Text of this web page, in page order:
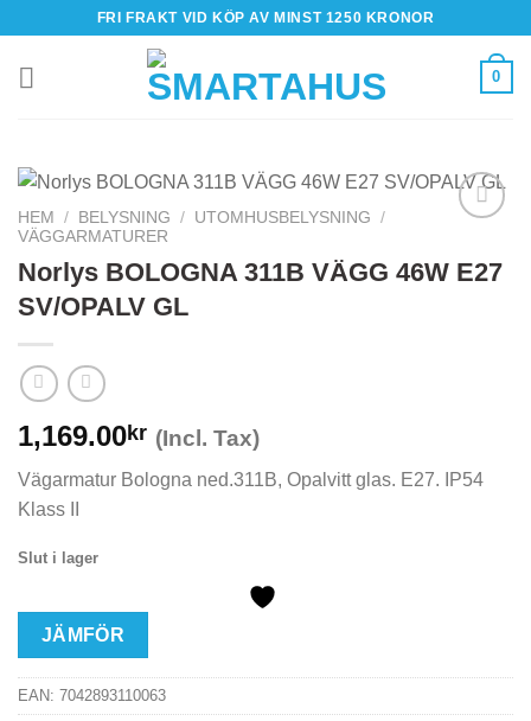
content
FRI FRAKT VID KÖP AV MINST 1250 KRONOR
0
HEM / BELYSNING / UTOMHUSBELYSNING
/
VÄGGARMATURER
Norlys BOLOGNA 311B VÄGG 46W E27
SV/OPALV GL
1,169.00kr (Incl. Tax)
Vägarmatur Bologna ned.311B, Opalvitt glas. E27. IP54
Klass II
Slut i lager
JÄMFÖR
EAN: 7042893110063